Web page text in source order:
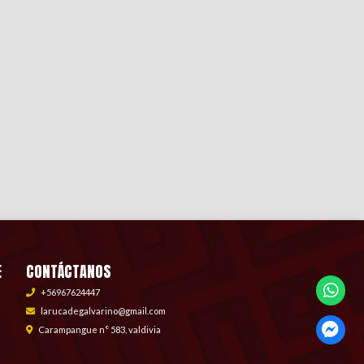
CONTÁCTANOS
+56967624447
larucadegalvarino@gmail.com
Carampangue n° 583, valdivia